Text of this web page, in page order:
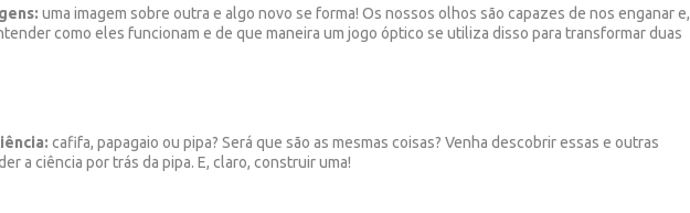
uma imagem sobre outra e algo novo se forma! Os nossos olhos são capazes de nos enganar e,
como eles funcionam e de que maneira um jogo óptico se utiliza disso para transformar duas
cafifa, papagaio ou pipa? Será que são as mesmas coisas? Venha descobrir essas e outras
a ciência por trás da pipa. E, claro, construir uma!